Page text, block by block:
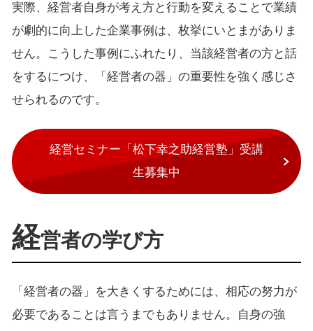
実際、経営者自身が考え方と行動を変えることで業績
が劇的に向上した企業事例は、枚挙にいとまがありま
せん。こうした事例にふれたり、当該経営者の方と話
をするにつけ、「経営者の器」の重要性を強く感じさ
せられるのです。
経営セミナー「松下幸之助経営塾」受講
生募集中
経営者の学び方
「経営者の器」を大きくするためには、相応の努力が
必要であることは言うまでもありません。自身の強